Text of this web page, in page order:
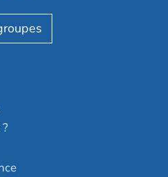
Villa Médicis